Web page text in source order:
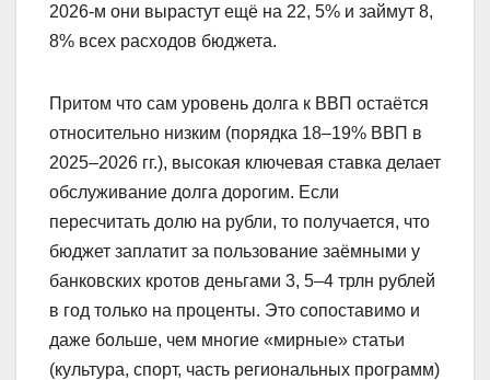
2026-м они вырастут ещё на 22, 5% и займут 8,
8% всех расходов бюджета.​
Притом что сам уровень долга к ВВП остаётся
относительно низким (порядка 18–19% ВВП в
2025–2026 гг.), высокая ключевая ставка делает
обслуживание долга дорогим. Если
пересчитать долю на рубли, то получается, что
бюджет заплатит за пользование заёмными у
банковских кротов деньгами 3, 5–4 трлн рублей
в год только на проценты. Это сопоставимо и
даже больше, чем многие «мирные» статьи
(культура, спорт, часть региональных программ)